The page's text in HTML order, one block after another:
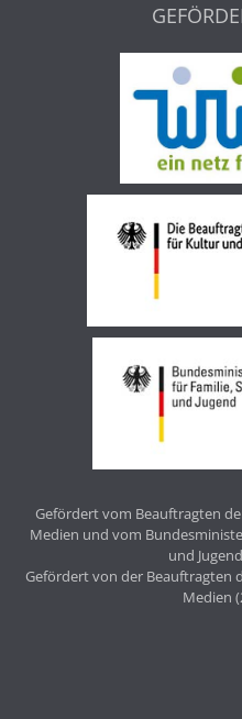
Gefördert vom Beauftragten
Medien und vom
und
Gefördert von der Beauftragten
Medien